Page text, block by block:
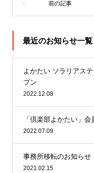
最近のお知らせ一覧
よかたい ソラリアス
プン
2022.12.08
「倶楽部よかたい」
2022.07.09
事務所移転のお知らせ
2021.02.15